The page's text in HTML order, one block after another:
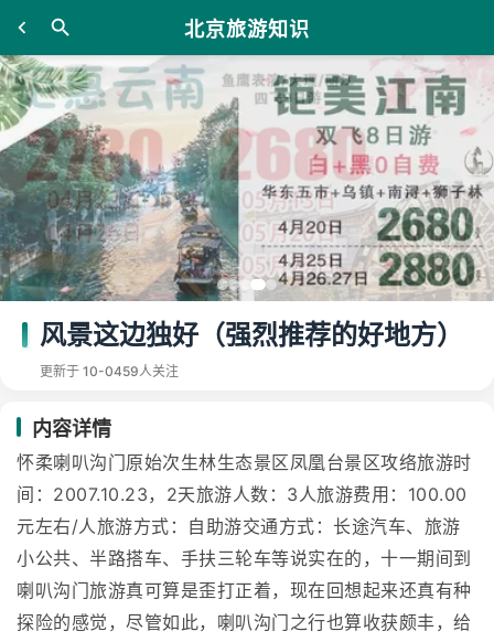
北京旅游知识
风景这边独好（强烈推荐的好地方）
更新于 10-0459人关注
内容详情
怀柔喇叭沟门原始次生林生态景区凤凰台景区攻络旅游时
间：2007.10.23，2天旅游人数：3人旅游费用：100.00
元左右/人旅游方式：自助游交通方式：长途汽车、旅游
小公共、半路搭车、手扶三轮车等说实在的，十一期间到
喇叭沟门旅游真可算是歪打正着，现在回想起来还真有种
探险的感觉，尽管如此，喇叭沟门之行也算收获颇丰，给